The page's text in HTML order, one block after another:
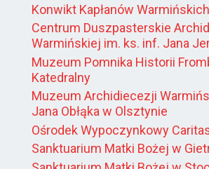
Konwikt Kapłanów Warmińskich
Centrum Duszpasterskie
Warmińskiej im. ks. inf. Jana
Muzeum Pomnika Historii
Katedralny
Muzeum Archidiecezji
Jana Obłąka w Olsztynie
Ośrodek Wypoczynkowy
Sanktuarium Matki Bożej w